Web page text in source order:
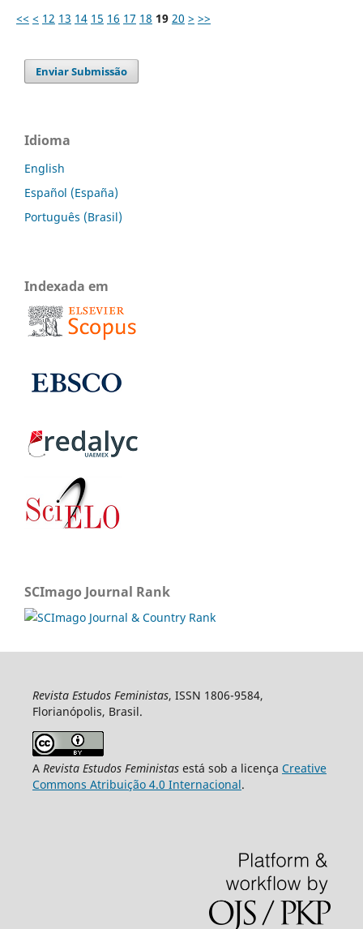
<< < 12 13 14 15 16 17 18 19 20 > >>
Enviar Submissão
Idioma
English
Español (España)
Português (Brasil)
Indexada em
SCImago Journal Rank
Revista Estudos Feministas, ISSN 1806-9584,
Florianópolis, Brasil.
A Revista Estudos Feministasestá sob a licença Creative
Commons Atribuição 4.0 Internacional.